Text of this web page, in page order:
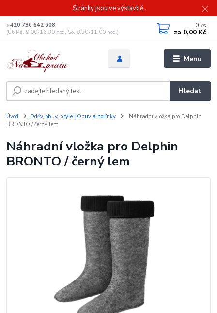
Stránky jsou ve výstavbě.
Menu
Hledat
+420 736 642 608
(Út-Pá, 9:00-16.30 hod. So, 8.30-11:00 hod.)
0 ks
za 0,00 Kč
Úvod Oděv, obuv, brýle | Obuv a holínky
Náhradní vložka pro Delphin
BRONTO / černý lem
Náhradní vložka pro Delphin
BRONTO / černý lem